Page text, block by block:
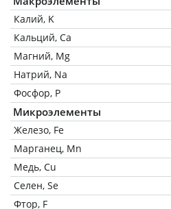
Калий, K
Кальций, Ca
Магний, Mg
Натрий, Na
Фосфор, P
Микроэлементы
Железо, Fe
Марганец, Mn
Медь, Cu
Селен, Se
Фтор, F